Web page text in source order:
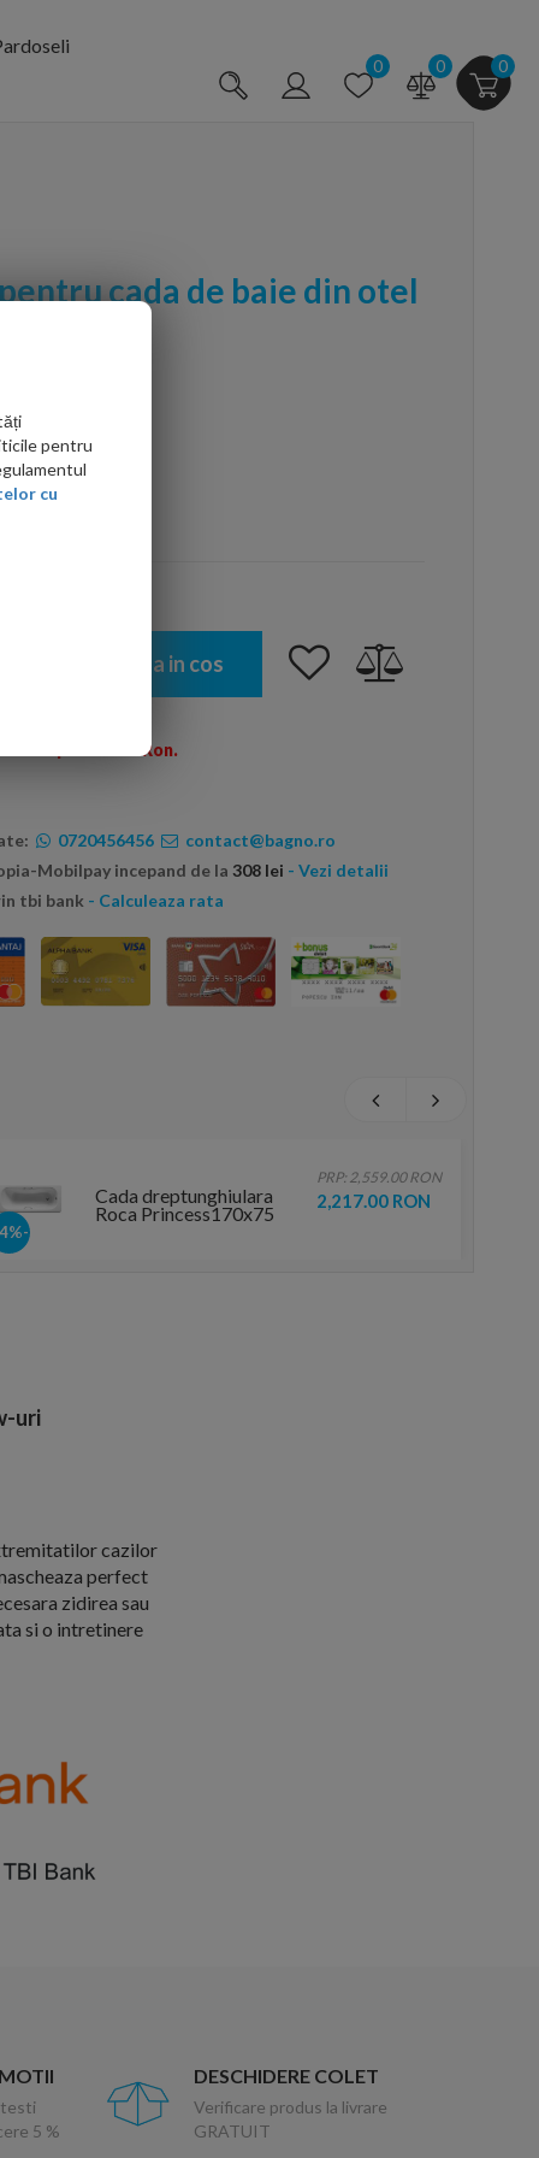
0 0 0
cada de baie din otel
Adauga in cos
peste 600 Ron.
0720456456
contact@bagno.ro
Mobilpay incepand de la 308 lei - Vezi detalii
tbi bank - Calculeaza rata
-14%
Cada dreptunghiulara
Roca Princess170x75
PRP: 2,559.00 RON
2,217.00 RON
uri
cazilor
perfect
zidirea sau
si o intretinere
5 %
DESCHIDERE COLET
Verificare produs la livrare
GRATUIT
pentru
cu